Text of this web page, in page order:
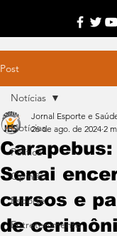
Post
Notícias
Política
Opinião
Esporte
Entretenimento
Notícias
Senai
cursos e
de
Jornal Esporte e
26 de ago. de 2024 2